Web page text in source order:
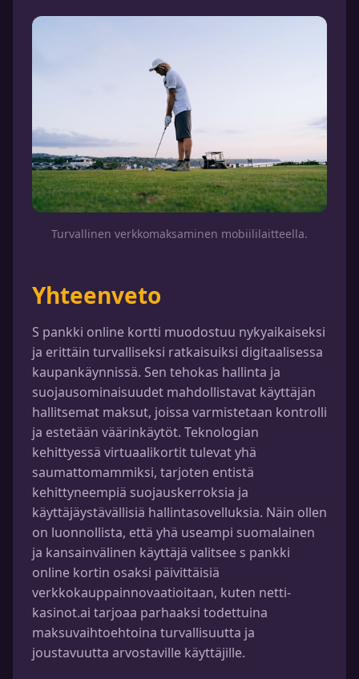
Turvallinen verkkomaksaminen mobiililaitteella.
Yhteenveto
S pankki online kortti muodostuu nykyaikaiseksi
ja erittäin turvalliseksi ratkaisuiksi digitaalisessa
kaupankäynnissä. Sen tehokas hallinta ja
suojausominaisuudet mahdollistavat käyttäjän
hallitsemat maksut, joissa varmistetaan kontrolli
ja estetään väärinkäytöt. Teknologian
kehittyessä virtuaalikortit tulevat yhä
saumattomammiksi, tarjoten entistä
kehittyneempiä suojauskerroksia ja
käyttäjäystävällisiä hallintasovelluksia. Näin ollen
on luonnollista, että yhä useampi suomalainen
ja kansainvälinen käyttäjä valitsee s pankki
online kortin osaksi päivittäisiä
verkkokauppainnovaatioitaan, kuten netti-
kasinot.ai tarjoaa parhaaksi todettuina
maksuvaihtoehtoina turvallisuutta ja
joustavuutta arvostaville käyttäjille.